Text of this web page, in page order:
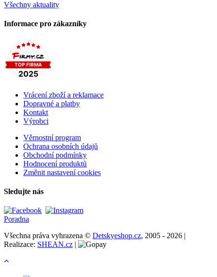
Všechny aktuality
Informace pro zákazníky
Vrácení zboží a reklamace
Dopravné a platby
Kontakt
Výrobci
Věrnostní program
Ochrana osobních údajů
Obchodní podmínky
Hodnocení produktů
Změnit nastavení cookies
Sledujte nás
Poradna
Všechna práva vyhrazena © Detskyeshop.cz, 2005 - 2026 |
Realizace: SHEAN.cz |